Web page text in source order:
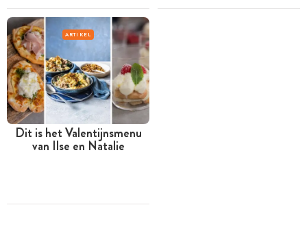
ARTIKEL
Dit is het Valentijnsmenu
van Ilse en Natalie